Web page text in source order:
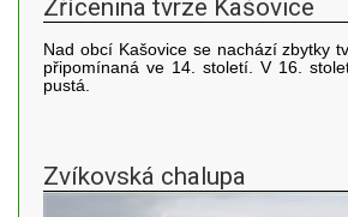
Zřícenina tvrze Kašovice
Nad obcí Kašovice se nachází zbytky
připomínaná ve 14. století. V 16.
pustá.
Zvíkovská chalupa